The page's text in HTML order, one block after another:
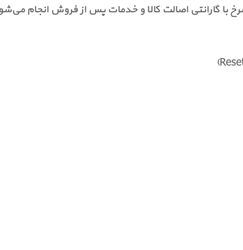
با گارانتی اصالت کالا و خدمات پس از فروش انجام